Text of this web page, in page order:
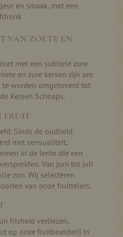
en smaak, met een
VAN ZOETE EN
met een subtiele zure
en zure kersen zijn om
worden omgetoverd tot
Kersen Schnaps.
FRUIT
Sinds de oudheid
met sensualiteit,
in de lente die een
Van juni tot juli
zon. Wij selecteren
van onze fruittelers.
frisheid verliezen,
op onze fruitboerderij in